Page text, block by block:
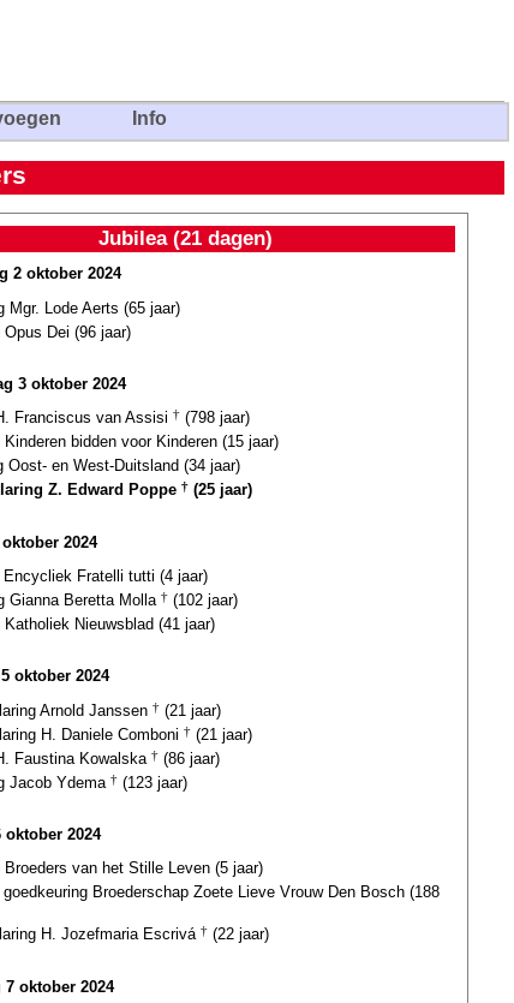
Info
Jubilea (21 dagen)
2 oktober 2024
Mgr. Lode Aerts (65 jaar)
Opus Dei (96 jaar)
3 oktober 2024
Franciscus van Assisi † (798 jaar)
bidden voor Kinderen (15 jaar)
Oost- en West-Duitsland (34 jaar)
Z. Edward Poppe † (25 jaar)
2024
Fratelli tutti (4 jaar)
Gianna Beretta Molla † (102 jaar)
Katholiek Nieuwsblad (41 jaar)
oktober 2024
Arnold Janssen † (21 jaar)
H. Daniele Comboni † (21 jaar)
Faustina Kowalska † (86 jaar)
Jacob Ydema † (123 jaar)
oktober 2024
Broeders van het Stille Leven (5 jaar)
Broederschap Zoete Lieve Vrouw Den Bosch (188
H. Jozefmaria Escrivá † (22 jaar)
7 oktober 2024